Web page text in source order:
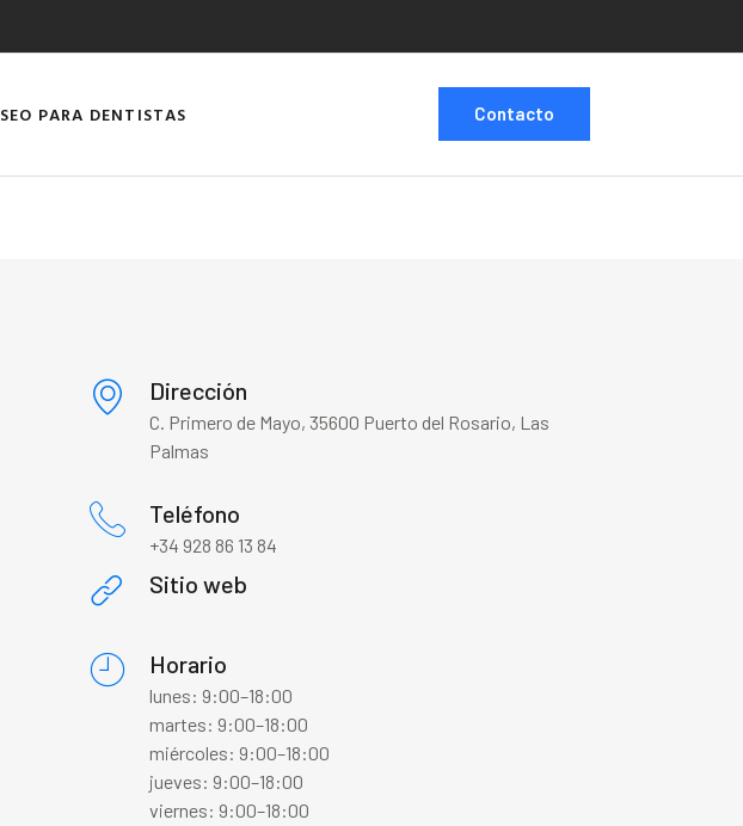
SEO PARA DENTISTAS Contacto
Dirección
C. Primero de Mayo, 35600 Puerto del Rosario, Las
Palmas
Teléfono
+34 928 86 13 84
Sitio web
Horario
lunes: 9:00–18:00
martes: 9:00–18:00
miércoles: 9:00–18:00
jueves: 9:00–18:00
viernes: 9:00–18:00